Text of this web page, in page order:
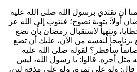
أن نقتدي برسول الله صلى الله عليه
أولاً: بتوبة نصوح؛ فنتوب إلى الله عز
ونتهيأ لاستقبال رمضان بأن نضع
برنامجاً لنفسه من الآن، عليك أن تضع
سأفطر؟ لقوله صلى الله عليه
أجره. قالوا: يا رسول الله، ليس
قال: ولو على تمرة، ولو على مذقة لبن،